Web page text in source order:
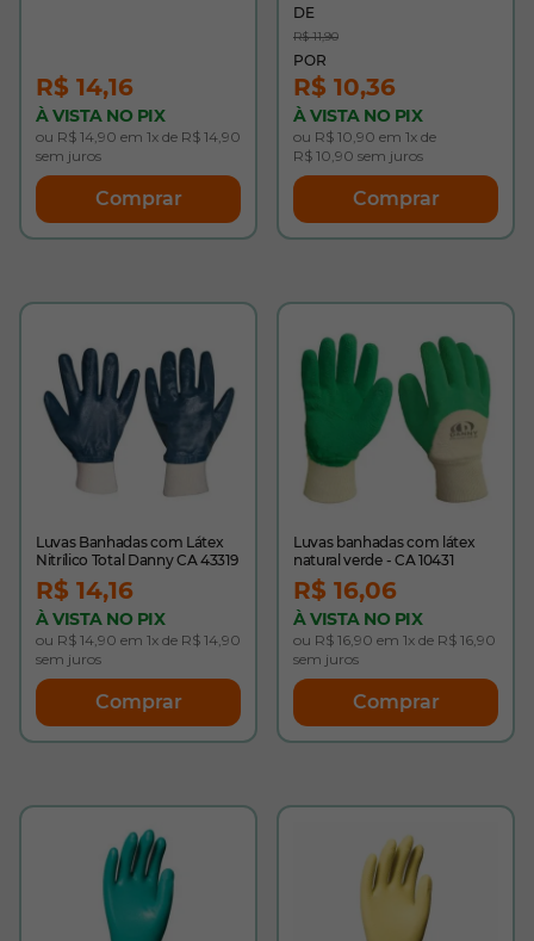
R$ 14,16
À VISTA NO PIX
ou R$ 14,90 em 1x de R$ 14,90
sem juros
Comprar
R$ 11,90
R$ 10,36
À VISTA NO PIX
ou R$ 10,90 em 1x de
R$ 10,90 sem juros
Comprar
Luvas Banhadas com Látex
Nitrílico Total Danny CA 43319
R$ 14,16
À VISTA NO PIX
ou R$ 14,90 em 1x de R$ 14,90
sem juros
Comprar
Luvas banhadas com látex
natural verde - CA 10431
R$ 16,06
À VISTA NO PIX
ou R$ 16,90 em 1x de R$ 16,90
sem juros
Comprar